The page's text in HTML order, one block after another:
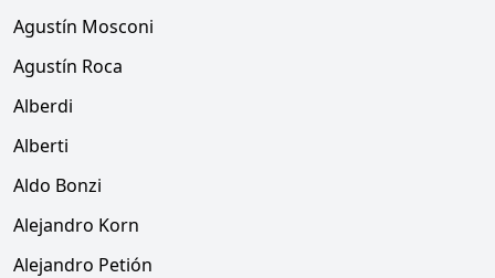
Agustín Mosconi
Agustín Roca
Alberdi
Alberti
Aldo Bonzi
Alejandro Korn
Alejandro Petión